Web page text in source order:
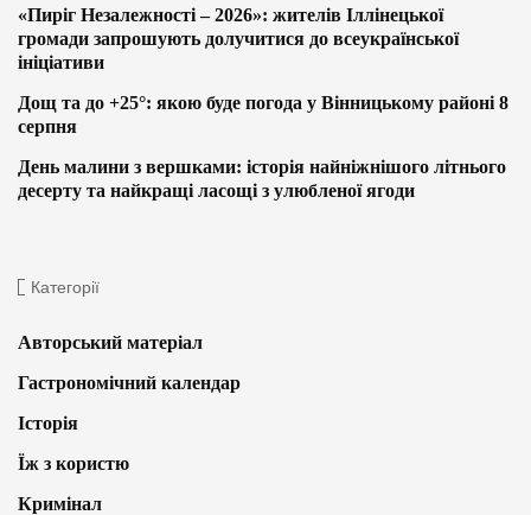
«Пиріг Незалежності – 2026»: жителів Іллінецької
громади запрошують долучитися до всеукраїнської
ініціативи
Дощ та до +25°: якою буде погода у Вінницькому районі 8
серпня
День малини з вершками: історія найніжнішого літнього
десерту та найкращі ласощі з улюбленої ягоди
Категорії
Авторський матеріал
Гастрономічний календар
Історія
Їж з користю
Кримінал